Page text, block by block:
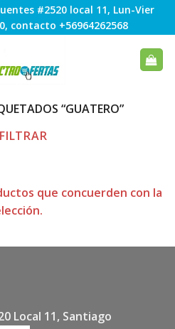
#2520 local 11, Lun-Vier
contacto +56964262568
“GUATERO”
FILTRAR
que concuerden con la
Local 11, Santiago